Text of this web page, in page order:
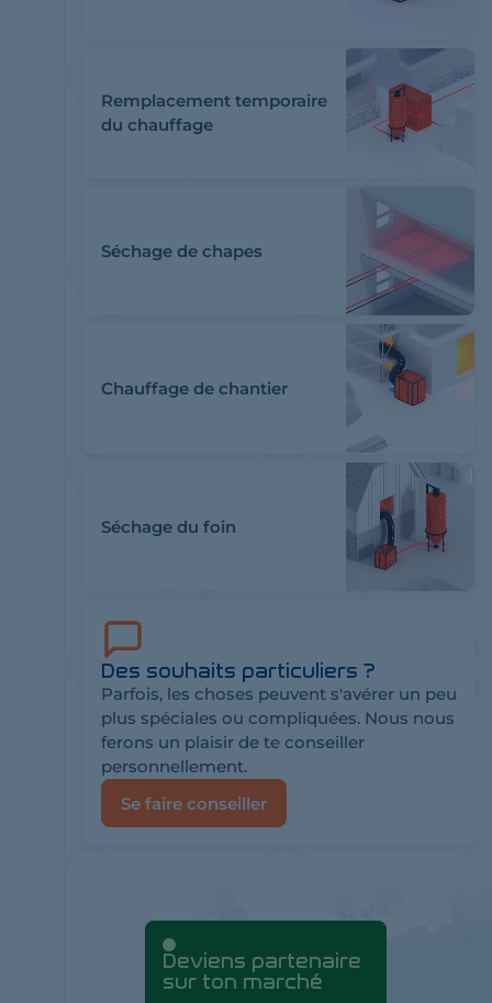
Remplacement temporaire
du chauffage
Séchage de chapes
Chauffage de chantier
Séchage du foin
Des souhaits particuliers ?
Parfois, les choses peuvent s'avérer un peu
plus spéciales ou compliquées. Nous nous
ferons un plaisir de te conseiller
personnellement.
Se faire conseiller
Deviens partenaire
sur ton marché